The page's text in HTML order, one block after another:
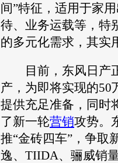
间”特征，适用于家
待、业务运载等，特
的多元化需求，其实
目前， 东风日产
产，为即将实现的50
提供充足准备，同时
了新一轮营销攻势。
推“金砖四车”，争取
逸、 TIIDA、 骊威销